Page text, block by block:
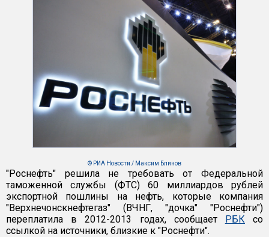
© РИА Новости / Максим Блинов
"Роснефть" решила не требовать от Федеральной
таможенной службы (ФТС) 60 миллиардов рублей
экспортной пошлины на нефть, которые компания
"Верхнечонскнефтегаз" (ВЧНГ, "дочка" "Роснефти")
переплатила в 2012-2013 годах, сообщает РБК со
ссылкой на источники, близкие к "Роснефти".